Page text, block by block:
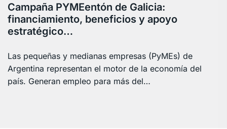
Campaña PYMEentón de Galicia:
financiamiento, beneficios y apoyo
estratégico…
Las pequeñas y medianas empresas (PyMEs) de
Argentina representan el motor de la economía del
país. Generan empleo para más del…